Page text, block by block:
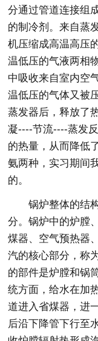
分通过管道连接组
的制冷剂。来自蒸
机压缩成高温高压
温低压的气液两相
中吸收来自室内空
温低压的气体又被
蒸发器后，释放了
凝----节流----蒸发
的热量，从而降低
氨两种，实习期间
的。
锅炉整体的结
分。锅炉中的炉膛
煤器、空气预热器
汽的核心部分，称
的部件是炉膛和锅
统方面，给水在加
道进入省煤器，进
后沿下降管下行至